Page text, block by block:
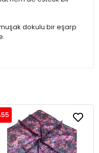
dokulu bir eşarp